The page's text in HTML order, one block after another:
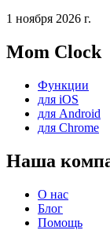
1 ноября 2026 г.
Mom Clock
Функции
для iOS
для Android
для Chrome
Наша
О нас
Блог
Помощь